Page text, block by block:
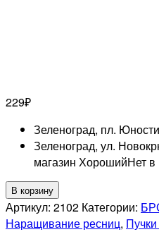
229₽
Зеленоград, пл.
Зеленоград, ул.
магазин ХорошийНет в
Количество
товара
RUNAIL
В корзину
Артикул: 2102 Категории:
Наращивание ресниц,